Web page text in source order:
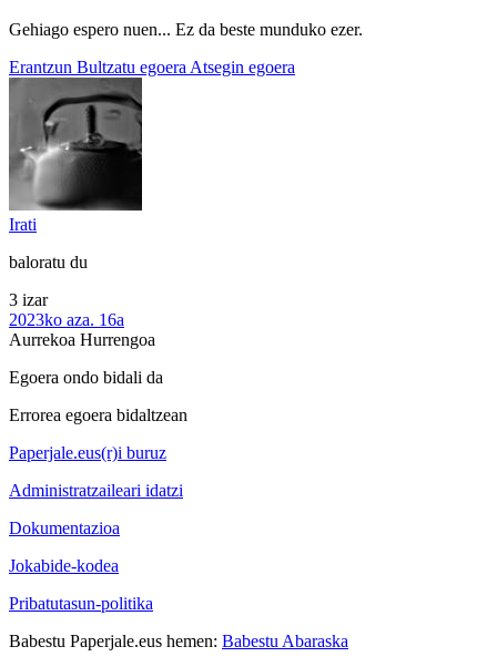
Gehiago espero nuen... Ez da beste munduko ezer.
Erantzun Bultzatu egoera Atsegin egoera
Irati
baloratu du
3 izar
2023ko aza. 16a
Aurrekoa Hurrengoa
Egoera ondo bidali da
Errorea egoera bidaltzean
Paperjale.eus(r)i buruz
Administratzaileari idatzi
Dokumentazioa
Jokabide-kodea
Pribatutasun-politika
Babestu Paperjale.eus hemen: Babestu Abaraska